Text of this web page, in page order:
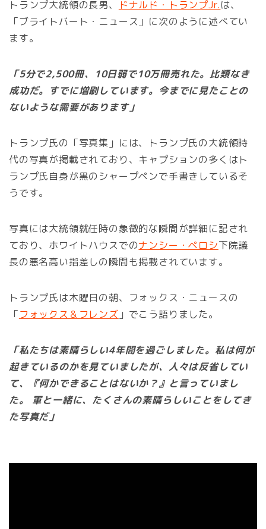
トランプ大統領の長男、 ドナルド・トランプJr.は、
「ブライトバート・ニュース」に次のように述べてい
ます。
「5分で2,500冊、10日弱で10万冊売れた。比類なき
成功だ。すでに増刷しています。今までに見たことの
ないような需要があります」
トランプ氏の「写真集」には、トランプ氏の大統領時
代の写真が掲載されており、キャプションの多くはト
ランプ氏自身が黒のシャープペンで手書きしているそ
うです。
写真には大統領就任時の象徴的な瞬間が詳細に記され
ており、ホワイトハウスでのナンシー・ペロシ下院議
長の悪名高い指差しの瞬間も掲載されています。
トランプ氏は木曜日の朝、フォックス・ニュースの
「フォックス＆フレンズ 」でこう語りました。
「私たちは素晴らしい4年間を過ごしました。私は何が
起きているのかを見ていましたが、人々は反省してい
て、『何かできることはないか？』と言っていまし
た。 軍と一緒に、たくさんの素晴らしいことをしてき
た写真だ」